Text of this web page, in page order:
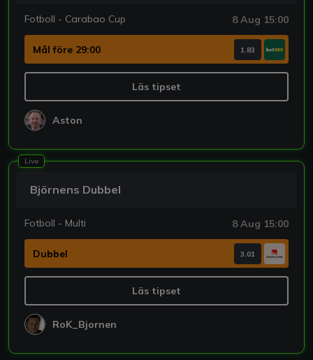
Fotboll - Carabao Cup 8 Aug 15:00
Mål före 29:00 1.83
Läs tipset
Aston
Live
Björnens Dubbel
Fotboll - Multi 8 Aug 15:00
Dubbel 3.01
Läs tipset
RoK_Bjornen